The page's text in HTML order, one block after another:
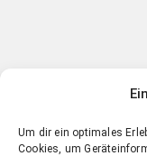
Um dir ein optimales
Cookies, um